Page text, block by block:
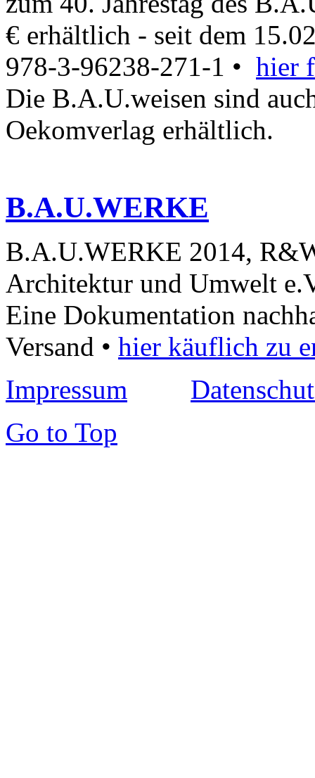
€ erhältlich - seit dem
978-3-96238-271-1 • hier
Die B.A.U.weisen sind
Oekomverlag erhältlich.
B.A.U.WERKE
B.A.U.WERKE 2014,
Architektur und Umwelt
Eine Dokumentation
Versand • hier käuflich zu
Impressum
Go to Top